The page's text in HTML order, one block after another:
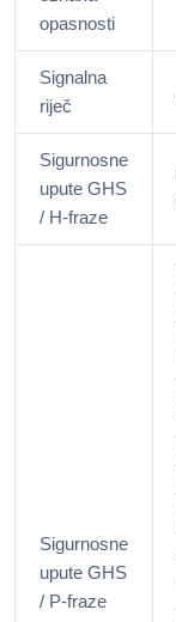
opasnosti
Signalna
riječ
Sigurnosne
upute GHS
/ H-fraze
Sigurnosne
upute GHS
/ P-fraze